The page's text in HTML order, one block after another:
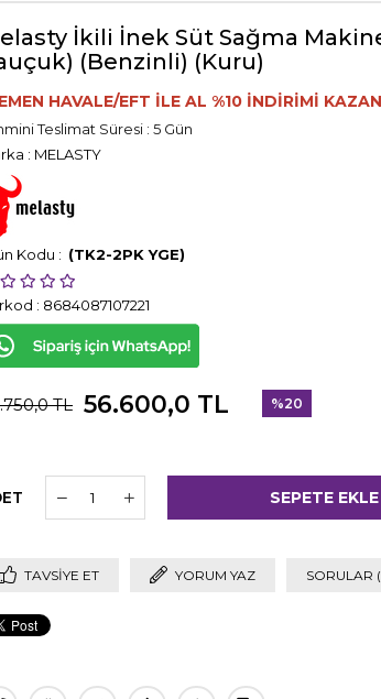
İkili İnek Süt Sağma
(Benzinli) (Kuru)
HAVALE/EFT İLE AL %10 İNDİRİMİ
Teslimat Süresi : 5 Gün
: MELASTY
(TK2-2PK YGE)
: 8684087107221
TL 56.600,0 TL %20
TAVSIYE ET YORUM YAZ SORULAR